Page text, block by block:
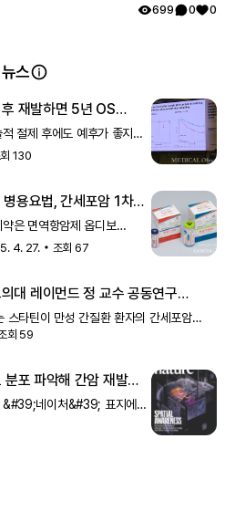
699 0 0
스
재발하면 5년 OS
절제 후에도 예후가 좋지
발 시 임상적 특성을 분석한
130
용요법, 간세포암 1차
은 면역항암제 옵디보
이필리무맙)를 함께 치료에
하거나 전이된 간세포암
로 자리잡게 됐다.간세포암은
료가 까다롭고 생존율이
성인 환자를 대상으로 한
4. 27. 조회 67
대 레이먼드 정 교수 공동연구
포암 발생 및 간 섬유화 진행 현저히
스타틴이 만성 간질환 환자의 간세포암
밝혀졌다. 간염, 지방간 등 간질환을
원 소화기내과 최종기 교수와 미국
이먼드 정 교수 연구팀에 따르면 만성
한 경우 그렇지 않은 환자에 비해 간암
소했다고 최근 발표했다.만성 간질환
회 59
포 파악해 간암 재발
네이처&#39; 표지에는
지가 실렸다. 인체